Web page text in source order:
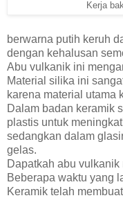
Kerja
berwarna putih keruh
dengan kehalusan
Abu vulkanik ini
Material silika ini
karena material utama
Dalam badan keramik
plastis untuk
sedangkan dalam
gelas.
Dapatkah abu
Beberapa waktu yang
Keramik telah